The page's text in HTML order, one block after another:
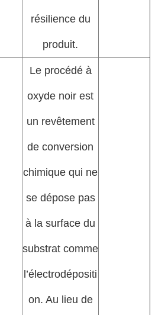
résilience du
produit.
Le procédé à
oxyde noir est
un revêtement
de conversion
chimique qui ne
se dépose pas
à la surface du
substrat comme
l’électrodépositi
on. Au lieu de